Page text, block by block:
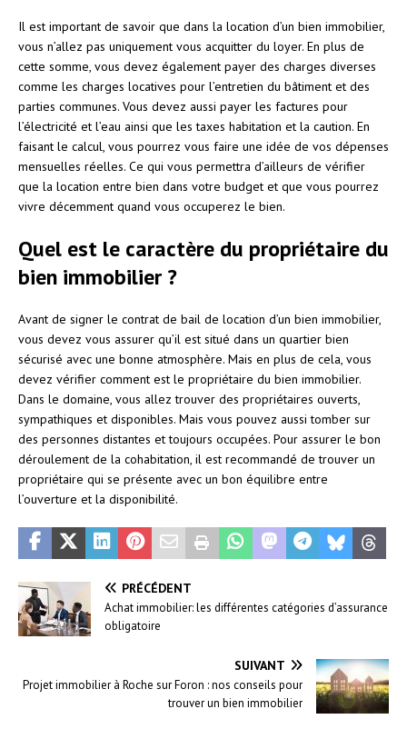
Il est important de savoir que dans la location d’un bien immobilier,
vous n’allez pas uniquement vous acquitter du loyer. En plus de
cette somme, vous devez également payer des charges diverses
comme les charges locatives pour l’entretien du bâtiment et des
parties communes. Vous devez aussi payer les factures pour
l’électricité et l’eau ainsi que les taxes habitation et la caution. En
faisant le calcul, vous pourrez vous faire une idée de vos dépenses
mensuelles réelles. Ce qui vous permettra d’ailleurs de vérifier
que la location entre bien dans votre budget et que vous pourrez
vivre décemment quand vous occuperez le bien.
Quel est le caractère du propriétaire du
bien immobilier ?
Avant de signer le contrat de bail de location d’un bien immobilier,
vous devez vous assurer qu’il est situé dans un quartier bien
sécurisé avec une bonne atmosphère. Mais en plus de cela, vous
devez vérifier comment est le propriétaire du bien immobilier.
Dans le domaine, vous allez trouver des propriétaires ouverts,
sympathiques et disponibles. Mais vous pouvez aussi tomber sur
des personnes distantes et toujours occupées. Pour assurer le bon
déroulement de la cohabitation, il est recommandé de trouver un
propriétaire qui se présente avec un bon équilibre entre
l’ouverture et la disponibilité.
PRÉCÉDENT
Achat immobilier: les différentes catégories d’assurance
obligatoire
SUIVANT
Projet immobilier à Roche sur Foron : nos conseils pour
trouver un bien immobilier